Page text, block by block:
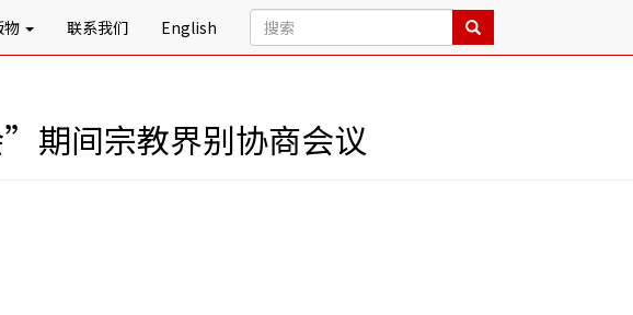
物 联系我们 English
期间宗教界别协商会议